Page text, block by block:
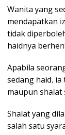
Wanita yang
mendapatkan
tidak
haidnya
Apabila
sedang haid,
maupun shalat
Shalat yang
salah satu